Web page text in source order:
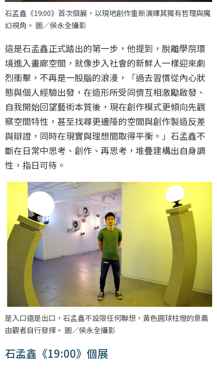
石孟鑫《19:00》首次個展，以現地創作重新演繹其獨有哲理與魔
幻視角。 圖／侯永全攝影
這是石孟鑫正式踏出的第一步，他提到，脫離學院環
境進入畫廊空間，就像步入社會的新鮮人一樣迎來劇
烈衝擊，不再是一股腦的浪漫，「過去習慣從內心狀
態與個人經驗出發，在造形所受同儕互相激勵啟發、
自我開始回望藝術本質後，現在創作模式更傾向先觀
察空間特性，甚至找尋更邊陲的空間與創作製造反差
與辯證，同時在現實與理想間取得平衡。」石孟鑫不
斷在日常中思考、創作、再思考，堆疊建構出自身調
性，指日可待。
是入口還是出口，石孟鑫不設限任何聯想，黃色圓球柱燈的意義
由觀者自行發揮。 圖／侯永全攝影
石孟鑫《19:00》個展